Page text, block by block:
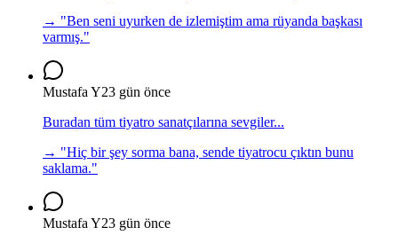
→ "Ben seni uyurken de izlemiştim ama rüyanda başkası
varmış."
Mustafa Y23 gün önce
Buradan tüm tiyatro sanatçılarına sevgiler...
→ "Hiç bir şey sorma bana, sende tiyatrocu çıktın bunu
saklama."
Mustafa Y23 gün önce